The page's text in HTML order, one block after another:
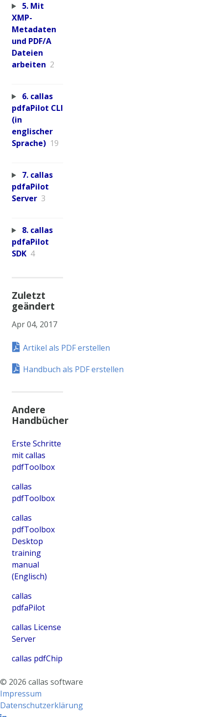
5. Mit
XMP-
Metadaten
und PDF/A
Dateien
arbeiten 2
6. callas
pdfaPilot CLI
(in
englischer
Sprache) 19
7. callas
pdfaPilot
Server 3
8. callas
pdfaPilot
SDK 4
Zuletzt
geändert
Apr 04, 2017
Artikel als PDF erstellen
Handbuch als PDF erstellen
Andere
Handbücher
Erste Schritte
mit callas
pdfToolbox
callas
pdfToolbox
callas
pdfToolbox
Desktop
training
manual
(Englisch)
callas
pdfaPilot
callas License
Server
callas pdfChip
© 2026 callas software
Impressum
Datenschutzerklärung